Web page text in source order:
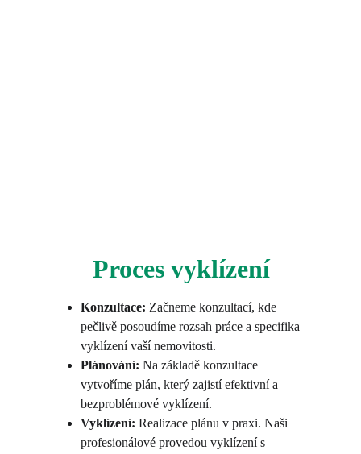
Proces vyklízení
Konzultace: Začneme konzultací, kde
pečlivě posoudíme rozsah práce a specifika
vyklízení vaší nemovitosti.
Plánování: Na základě konzultace
vytvoříme plán, který zajistí efektivní a
bezproblémové vyklízení.
Vyklízení: Realizace plánu v praxi. Naši
profesionálové provedou vyklízení s